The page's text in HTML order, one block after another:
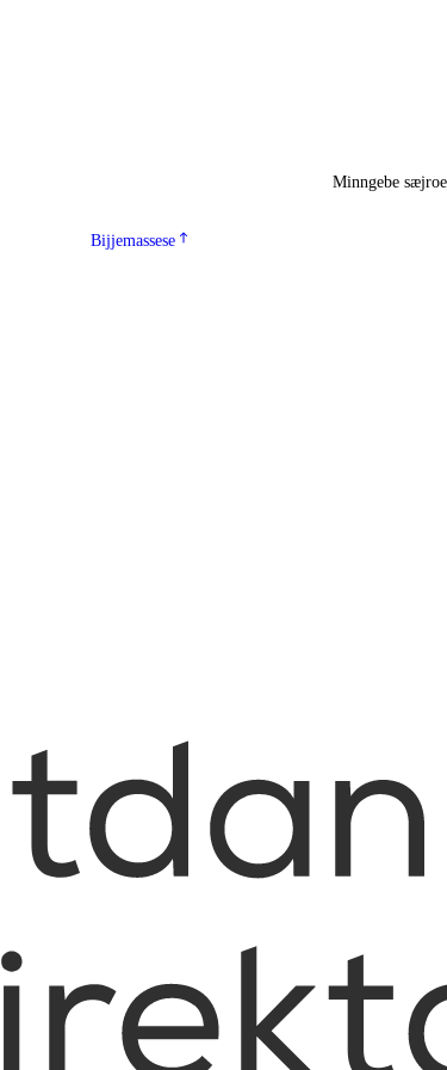
Minngebe sæjroe
Bijjemassese